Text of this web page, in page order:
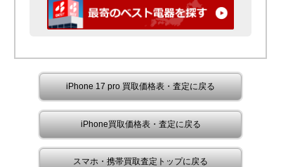
iPhone 17 pro 買取価格表・査定に戻る
iPhone買取価格表・査定に戻る
スマホ・携帯買取査定トップに戻る